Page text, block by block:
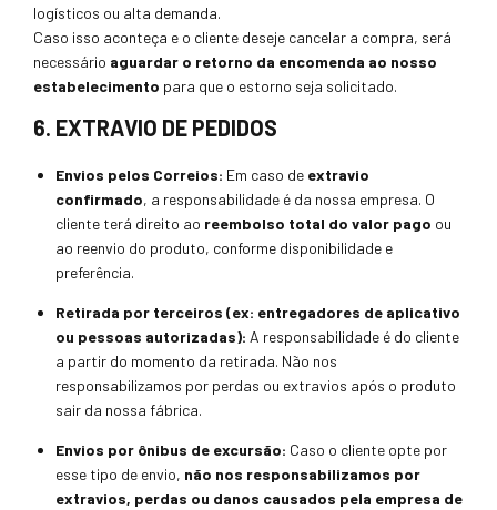
logísticos ou alta demanda.
Caso isso aconteça e o cliente deseje cancelar a compra, será
necessário aguardar o retorno da encomenda ao nosso
estabelecimento para que o estorno seja solicitado.
6. EXTRAVIO DE PEDIDOS
Envios pelos Correios: Em caso de extravio
confirmado, a responsabilidade é da nossa empresa. O
cliente terá direito ao reembolso total do valor pago ou
ao reenvio do produto, conforme disponibilidade e
preferência.
Retirada por terceiros (ex: entregadores de aplicativo
ou pessoas autorizadas): A responsabilidade é do cliente
a partir do momento da retirada. Não nos
responsabilizamos por perdas ou extravios após o produto
sair da nossa fábrica.
Envios por ônibus de excursão: Caso o cliente opte por
esse tipo de envio, não nos responsabilizamos por
extravios, perdas ou danos causados pela empresa de